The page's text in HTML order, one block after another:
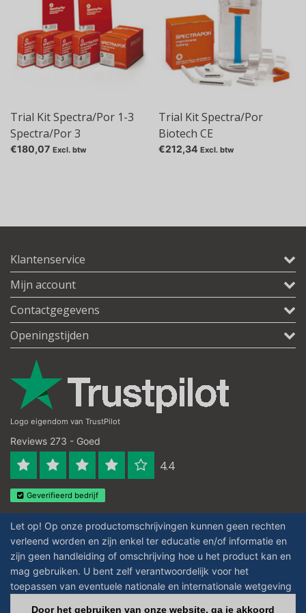
Trial Kit Spectra/Por 1-3
Spectra/Por 3
€180,07 Excl. btw
Trial Kit Spectra/Por
Biotech CE
€212,34 Excl. btw
Klantenservice
Mijn account
Contactgegevens
Openingstijden
Logo eigendom van TrustPilot
Reviews 273 - Goed
4.4
Geverifieerd bedrijf
Let op! Op onze productomschrijvingen kunnen geen rechten
verleend worden en zijn enkel ter educatie en/of informatie en
zijn geen handleiding of omschrijving hoe u het product kan en
mag gebruiken. U bent zelf verantwoordelijk voor het
toepassen van eventuele nationale en internationale wetgeving
Door het gebruiken van onze website, ga je akkoord